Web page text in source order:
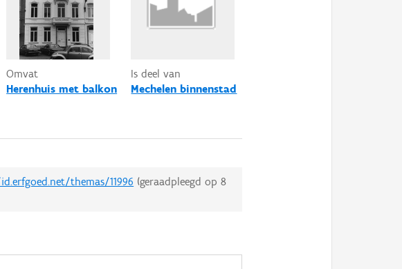
Omvat
Herenhuis met balkon
Is deel van
Mechelen binnenstad
themas/11996 (geraadpleegd op8